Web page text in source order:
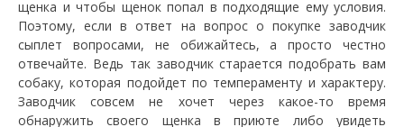
щенка и чтобы щенок попал в подходящие ему условия.
Поэтому, если в ответ на вопрос о покупке заводчик
сыплет вопросами, не обижайтесь, а просто честно
отвечайте. Ведь так заводчик старается подобрать вам
собаку, которая подойдет по темпераменту и характеру.
Заводчик совсем не хочет через какое-то время
обнаружить своего щенка в приюте либо увидеть